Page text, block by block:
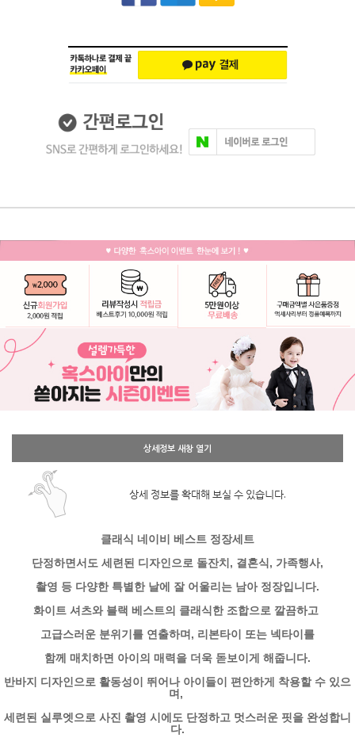
상세정보 새창 열기
상세 정보를 확대해 보실 수 있습니다.
클래식 네이비 베스트 정장세트
단정하면서도 세련된 디자인으로 돌잔치, 결혼식, 가족행사,
촬영 등 다양한 특별한 날에 잘 어울리는 남아 정장입니다.
화이트 셔츠와 블랙 베스트의 클래식한 조합으로 깔끔하고
고급스러운 분위기를 연출하며, 리본타이 또는 넥타이를
함께 매치하면 아이의 매력을 더욱 돋보이게 해줍니다.
반바지 디자인으로 활동성이 뛰어나 아이들이 편안하게 착용할 수 있으
며,
세련된 실루엣으로 사진 촬영 시에도 단정하고 멋스러운 핏을 완성합니
다.